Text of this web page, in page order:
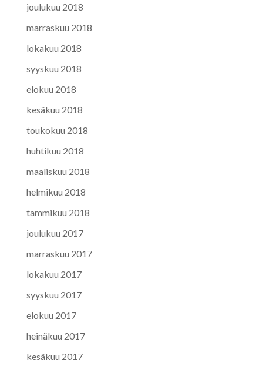
joulukuu 2018
marraskuu 2018
lokakuu 2018
syyskuu 2018
elokuu 2018
kesäkuu 2018
toukokuu 2018
huhtikuu 2018
maaliskuu 2018
helmikuu 2018
tammikuu 2018
joulukuu 2017
marraskuu 2017
lokakuu 2017
syyskuu 2017
elokuu 2017
heinäkuu 2017
kesäkuu 2017